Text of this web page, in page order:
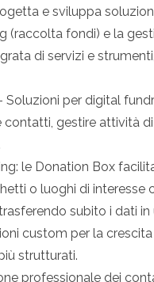
e sviluppa
(raccolta fondi) e la
di servizi e
Soluzioni per digital
gestire attività
le Donation Box
o luoghi di interesse
subito i dati
custom per la
strutturati.
professionale dei